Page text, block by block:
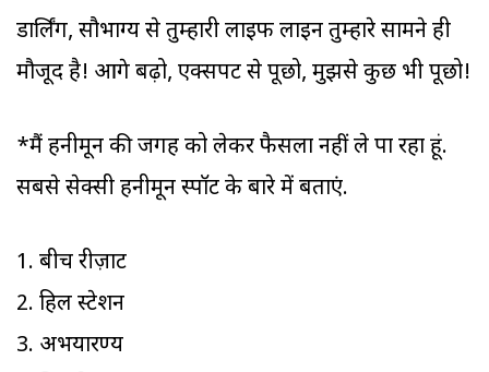
डार्लिंग, सौभाग्य से तुम्हारी लाइफ लाइन तुम्हारे सामने ही
मौजूद है! आगे बढ़ो, एक्सपर्ट से पूछो, मुझसे कुछ भी पूछो!
*मैं हनीमून की जगह को लेकर फैसला नहीं ले पा रहा हूं.
सबसे सेक्सी हनीमून स्पॉट के बारे में बताएं.
1. बीच रीज़ार्ट
2. हिल स्टेशन
3. अभयारण्य